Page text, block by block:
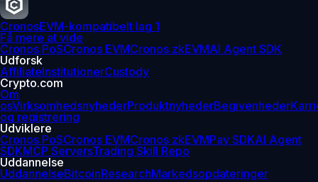
CronosEVM-kompatibelt lag 1
Få mere at vide
Cronos PoSCronos EVMCronos zkEVMAI Agent SDK
Udforsk
AffiliateInstitutionerCustody
Crypto.com
Om
osVirksomhedsnyhederProduktnyhederBegivenheder
og registrering
Udviklere
Cronos PoSCronos EVMCronos zkEVMPay SDKAI Agent
SDKMCP ServersTrading Skill Repo
Uddannelse
UddannelseBitcoinResearchMarkedsopdateringer